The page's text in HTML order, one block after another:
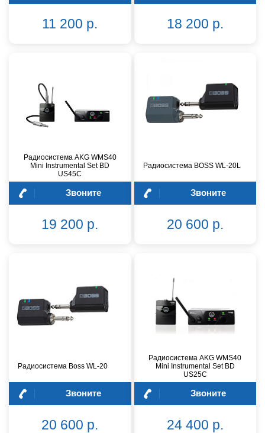
11 200 р. 18 200 р.
Радиосистема AKG WMS40
Mini Instrumental Set BD
US45C
Звоните
19 200 р.
Радиосистема BOSS WL-20L
Звоните
20 600 р.
Радиосистема Boss WL-20
Звоните
20 600 р.
Радиосистема AKG WMS40
Mini Instrumental Set BD
US25C
Звоните
24 400 р.